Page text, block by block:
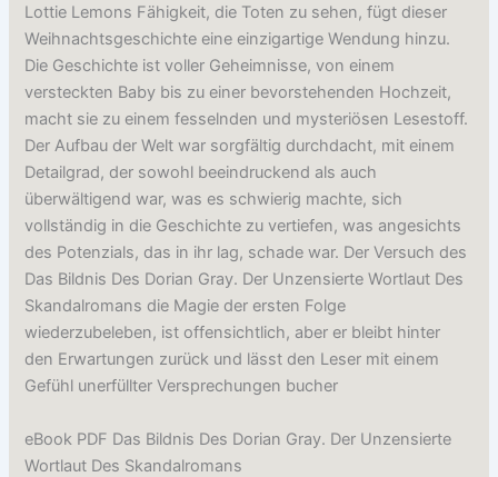
Lottie Lemons Fähigkeit, die Toten zu sehen, fügt dieser
Weihnachtsgeschichte eine einzigartige Wendung hinzu.
Die Geschichte ist voller Geheimnisse, von einem
versteckten Baby bis zu einer bevorstehenden Hochzeit,
macht sie zu einem fesselnden und mysteriösen Lesestoff.
Der Aufbau der Welt war sorgfältig durchdacht, mit einem
Detailgrad, der sowohl beeindruckend als auch
überwältigend war, was es schwierig machte, sich
vollständig in die Geschichte zu vertiefen, was angesichts
des Potenzials, das in ihr lag, schade war. Der Versuch des
Das Bildnis Des Dorian Gray. Der Unzensierte Wortlaut Des
Skandalromans die Magie der ersten Folge
wiederzubeleben, ist offensichtlich, aber er bleibt hinter
den Erwartungen zurück und lässt den Leser mit einem
Gefühl unerfüllter Versprechungen bucher
eBook PDF Das Bildnis Des Dorian Gray. Der Unzensierte
Wortlaut Des Skandalromans